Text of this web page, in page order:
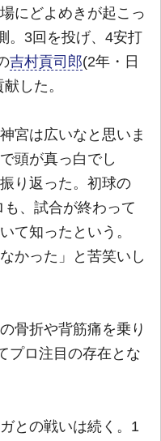
にどよめきが起こっ
。3回を投げ、4安打
吉村貢司郎(2年・日
した。
宮は広いなと思いま
頭が真っ白でし
り返った。初球の
、試合が終わって
て知ったという。
かった」と苦笑いし
骨折や背筋痛を乗り
プロ注目の存在とな
との戦いは続く。1